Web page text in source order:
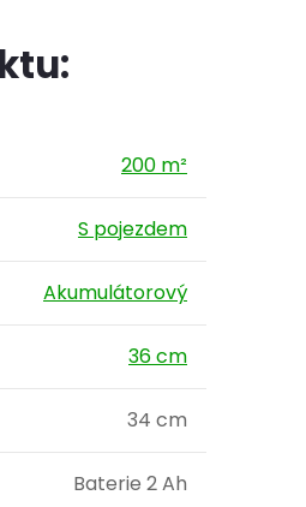
200 m²
S pojezdem
Akumulátorový
36 cm
34 cm
Baterie 2 Ah